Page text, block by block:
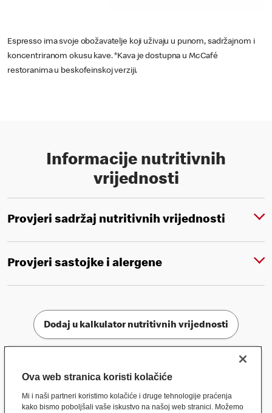
Espresso ima svoje obožavatelje koji uživaju u punom, sadržajnom i
koncentriranom okusu kave. *Kava je dostupna u McCafé
restoranima u beskofeinskoj verziji.
Informacije nutritivnih
vrijednosti
Provjeri sadržaj nutritivnih vrijednosti
Provjeri sastojke i alergene
Dodaj u kalkulator nutritivnih vrijednosti
Ova web stranica koristi kolačiće
Mi i naši partneri koristimo kolačiće i druge tehnologije praćenja
kako bismo poboljšali vaše iskustvo na našoj web stranici. Možemo